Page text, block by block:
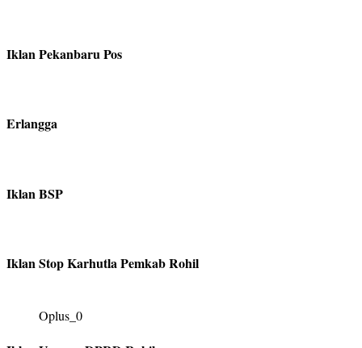
Iklan Pekanbaru Pos
Erlangga
Iklan BSP
Iklan Stop Karhutla Pemkab Rohil
Oplus_0